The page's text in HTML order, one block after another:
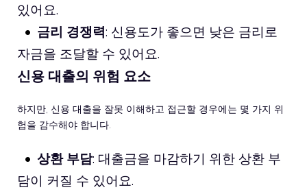
있어요.
금리 경쟁력: 신용도가 좋으면 낮은 금리로
자금을 조달할 수 있어요.
신용 대출의 위험 요소
하지만, 신용 대출을 잘못 이해하고 접근할 경우에는 몇 가지 위
험을 감수해야 합니다.
상환 부담: 대출금을 마감하기 위한 상환 부
담이 커질 수 있어요.